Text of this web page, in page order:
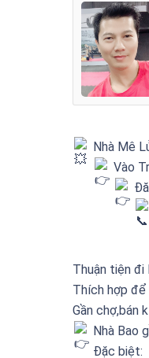
Nhà Mê
Vào
Thuận tiện đi
Thích hợp để
Gần chợ,bán
Nhà Bao
Đặc biệt: